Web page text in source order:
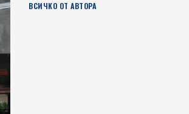
ВСИЧКО ОТ АВТОРА